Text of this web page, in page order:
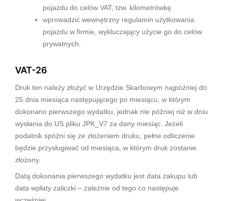
pojazdu do celów VAT, tzw. kilometrówkę
wprowadzić wewnętrzny regulamin użytkowania
pojazdu w firmie, wykluczający użycie go do celów
prywatnych.
VAT-26
Druk ten należy złożyć w Urzędzie Skarbowym najpóźniej do
25 dnia miesiąca następującego po miesiącu, w którym
dokonano pierwszego wydatku, jednak nie później niż w dniu
wysłania do US pliku JPK_V7 za dany miesiąc. Jeżeli
podatnik spóźni się ze złożeniem druku, pełne odliczenie
będzie przysługiwać od miesiąca, w którym druk zostanie
złożony.
Datą dokonania pierwszego wydatku jest data zakupu lub
data wpłaty zaliczki – zależnie od tego co następuje